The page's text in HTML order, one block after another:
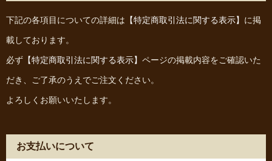
下記の各項目についての詳細は 【特定商取引法に関する表示】 に掲
載しております。
必ず 【特定商取引法に関する表示】 ページの掲載内容をご確認いた
だき、ご了承のうえでご注文ください。
よろしくお願いいたします。
お支払いについて